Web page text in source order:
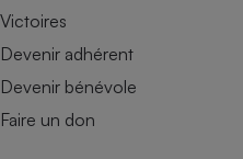
Victoires
Devenir adhérent
Devenir bénévole
Faire un don